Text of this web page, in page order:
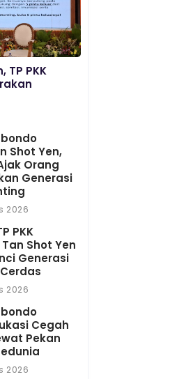
TP PKK
Shot Yen,
Orang
Generasi
2026
PKK
Shot Yen
Generasi
2026
Cegah
Pekan
2026